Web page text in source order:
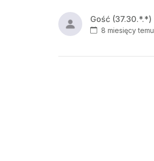
Gość (37.30.*.*)
8 miesięcy temu